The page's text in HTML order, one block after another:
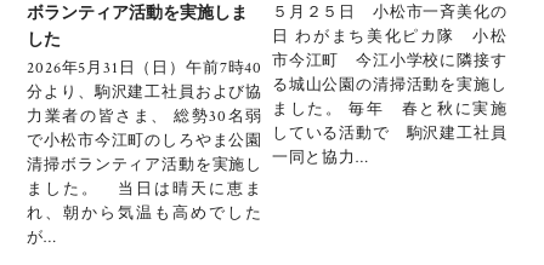
ボランティア活動を実施しま
した
2026年5月31日（日）午前7時40
分より、駒沢建工社員および協
力業者の皆さま、 総勢30名弱
で小松市今江町のしろやま公園
清掃ボランティア活動を実施し
ました。 当日は晴天に恵ま
れ、朝から気温も高めでした
が…
５月２５日 小松市一斉美化の
日 わがまち美化ピカ隊 小松
市今江町 今江小学校に隣接す
る城山公園の清掃活動を実施し
ました。 毎年 春と秋に実施
している活動で 駒沢建工社員
一同と協力…